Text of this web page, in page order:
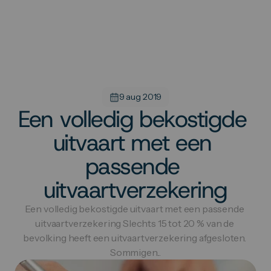
9 aug 2019
Een volledig bekostigde
uitvaart met een
passende
uitvaartverzekering
Een volledig bekostigde uitvaart met een passende
uitvaartverzekering Slechts 15 tot 20 % van de
bevolking heeft een uitvaartverzekering afgesloten.
Sommigen...